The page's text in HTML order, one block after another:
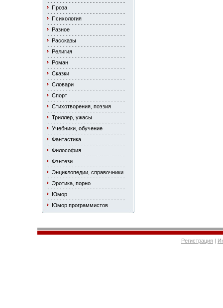
Проза
Психология
Разное
Рассказы
Религия
Роман
Сказки
Словари
Спорт
Стихотворения, поэзия
Триллер, ужасы
Учебники, обучение
Фантастика
Философия
Фэнтези
Энциклопедии, справочники
Эротика, порно
Юмор
Юмор программистов
Регистрация |